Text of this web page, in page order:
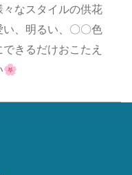
なスタイルの供花
、明るい、〇〇色
きるだけおこたえ
🌸